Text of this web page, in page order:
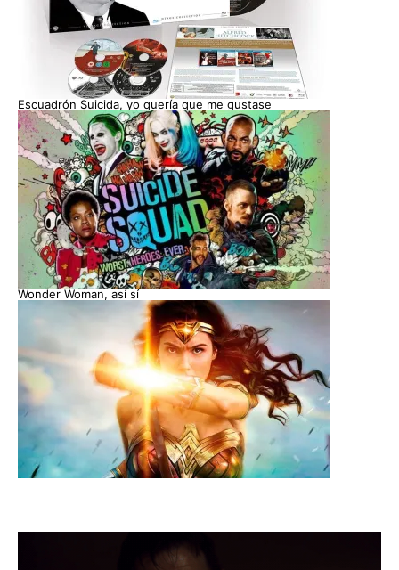
Escuadrón Suicida, yo quería que me gustase
Wonder Woman, así sí